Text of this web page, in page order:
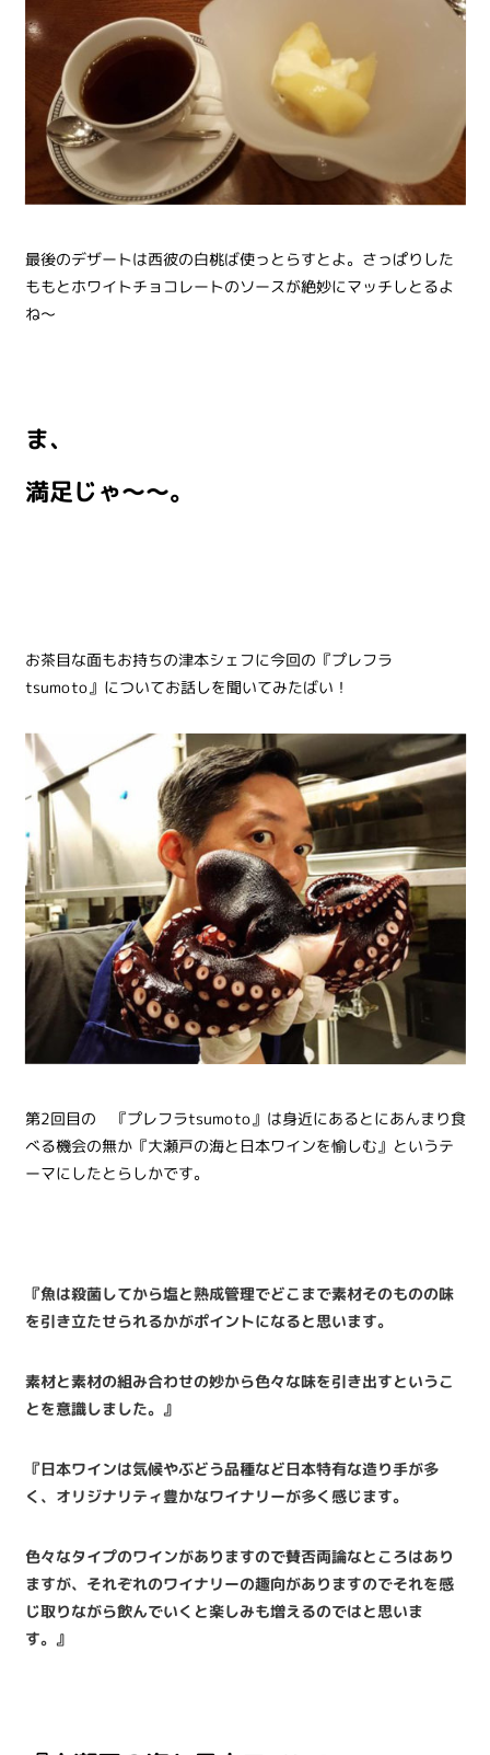
最後のデザートは西彼の白桃ば使っとらすとよ。さっぱりした
ももとホワイトチョコレートのソースが絶妙にマッチしとるよ
ね～
ま、
満足じゃ～～。
お茶目な面もお持ちの津本シェフに今回の『プレフラ
tsumoto』についてお話しを聞いてみたばい！
第2回目の 『プレフラtsumoto』は身近にあるとにあんまり食
べる機会の無か『大瀬戸の海と日本ワインを愉しむ』というテ
ーマにしたとらしかです。
『魚は殺菌してから塩と熟成管理でどこまで素材そのものの味
を引き立たせられるかがポイントになると思います。
素材と素材の組み合わせの妙から色々な味を引き出すというこ
とを意識しました。』
『日本ワインは気候やぶどう品種など日本特有な造り手が多
く、オリジナリティ豊かなワイナリーが多く感じます。
色々なタイプのワインがありますので賛否両論なところはあり
ますが、それぞれのワイナリーの趣向がありますのでそれを感
じ取りながら飲んでいくと楽しみも増えるのではと思いま
す。』